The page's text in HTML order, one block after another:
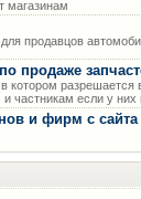
магазинам
продавцов
продаже
разрешается
если у них
и фирм с сайта